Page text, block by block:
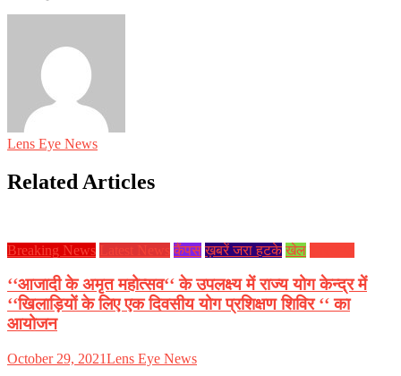
Lens Eye News
Related Articles
Breaking News Latest News कैंपस ख़बरें जरा हटके खेल
‘‘आजादी के अमृत महोत्सव‘‘ के उपलक्ष्य में राज्य योग केन्द्र में
‘‘खिलाड़ियों के लिए एक दिवसीय योग प्रशिक्षण शिविर ‘‘ का
आयोजन
October 29, 2021Lens Eye News